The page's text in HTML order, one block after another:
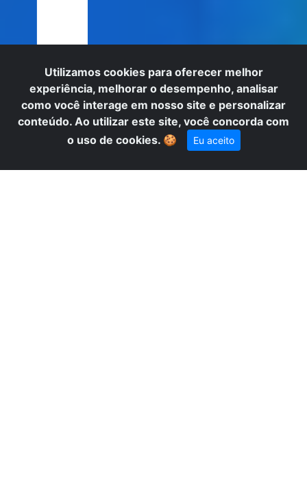
I
Utilizamos cookies para oferecer melhor
experiência, melhorar o desempenho, analisar
como você interage em nosso site e personalizar
conteúdo. Ao utilizar este site, você concorda com
o uso de cookies. 🍪 Eu aceito